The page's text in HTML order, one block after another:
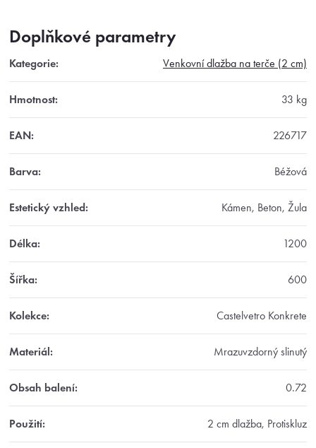
Doplňkové parametry
Kategorie: Venkovní dlažba na terče (2 cm)
Hmotnost: 33 kg
EAN: 226717
Barva: Béžová
Estetický vzhled: Kámen, Beton, Žula
Délka: 1200
Šířka: 600
Kolekce: Castelvetro Konkrete
Materiál: Mrazuvzdorný slinutý
Obsah balení: 0.72
Použití: 2 cm dlažba, Protiskluz